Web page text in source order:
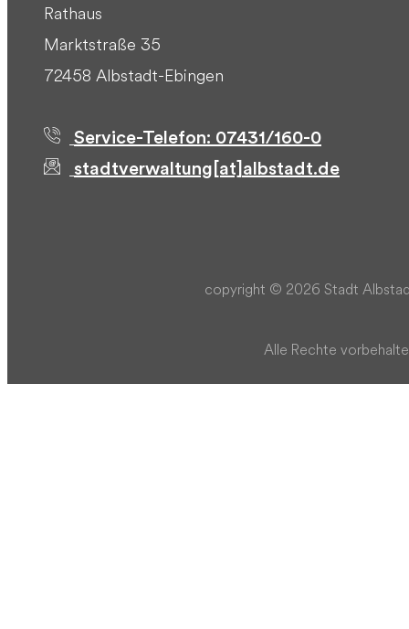
Rathaus
Marktstraße 35
72458 Albstadt-Ebingen
Service-Telefon: 07431/160-0
stadtverwaltung[at]albstadt.de
copyright © 2026 Stadt
Alle Rechte